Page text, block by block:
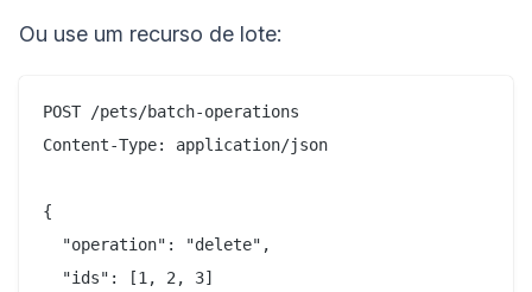
Ou use um recurso de lote:
POST /pets/batch-operations
Content-Type: application/json
{
  "operation": "delete",
  "ids": [1, 2, 3]